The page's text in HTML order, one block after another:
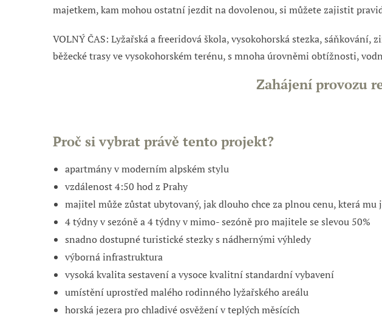
majetkem, kam mohou ostatní jezditna dovolenou, si můžete zajistit
VOLNÝ ČAS: Lyžařská a freeridová škola, vysokohorská stezka,
běžecké trasy ve vysokohorském terénu, s mnoha úrovněmi obtížnosti,
Zahájení provozu
Proč si vybrat právě tento projekt?
apartmány v moderním alpském stylu
vzdálenost 4:50 hod z Prahy
majitel můžezůstatubytovaný, jak dlouho chceza plnou cenu, která mu
4 týdny v sezóně a 4 týdny v mimo- sezóně pro majitele se slevou 50%
snadno dostupné turistické stezky s nádhernými výhledy
výborná infrastruktura
vysoká kvalita sestavení a vysoce kvalitní standardní vybavení
umístění uprostřed malého rodinného lyžařského areálu
horská jezera pro chladivé osvěžení v teplých měsících